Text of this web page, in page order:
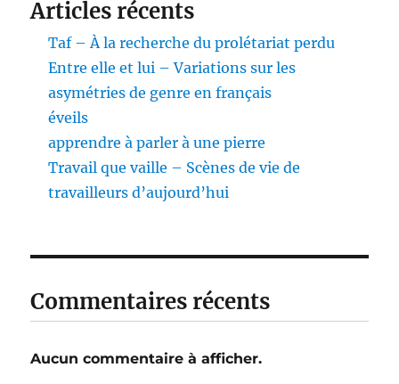
Articles récents
Taf – À la recherche du prolétariat perdu
Entre elle et lui – Variations sur les
asymétries de genre en français
éveils
apprendre à parler à une pierre
Travail que vaille – Scènes de vie de
travailleurs d’aujourd’hui
Commentaires récents
Aucun commentaire à afficher.